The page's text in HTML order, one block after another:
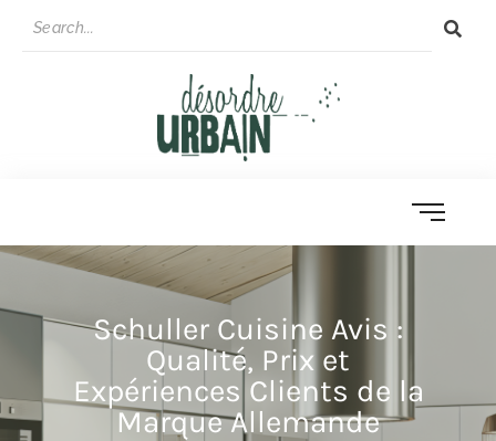
Schuller Cuisine Avis :
Qualité, Prix et
Expériences Clients de la
Marque Allemande